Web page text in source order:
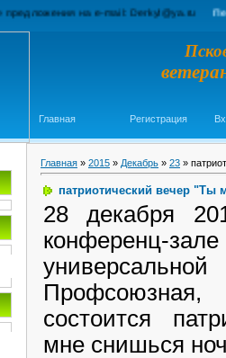
на e-mail: Derkyl@ya.ruПеревод
Главная Регистрация
Главная » 2015 » Декабрь » 23 »
патриотический вечер
28 декабря
конференц-
состоится
мне снишься